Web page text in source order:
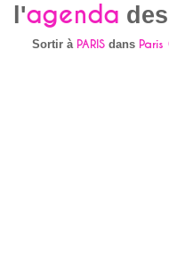
l'agenda
Sortir à PARISdans Paris